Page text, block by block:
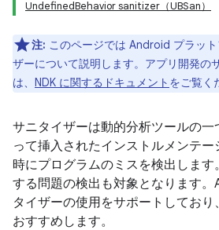
UndefinedBehavior sanitizer（UBSan）
注: このページでは Android プラッ
ザーについて説明します。アプリ開発の
は、 NDK に関するドキュメント をご覧く
サニタイザーは動的分析ツールの一
って挿入されたインストルメンテ
時にプログラムのミスを検出します。
する問題の検出も対象となります。
タイザーの使用をサポートしており
おすすめします。